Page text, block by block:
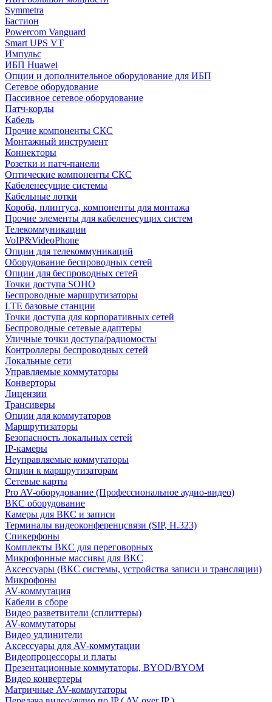
Symmetra
Бастион
Powercom Vanguard
Smart UPS VT
Импульс
ИБП Huawei
Опции и дополнительное оборудование для ИБП
Сетевое оборудование
Пассивное сетевое оборудование
Патч-корды
Кабель
Прочие компоненты СКС
Монтажный инструмент
Коннекторы
Розетки и патч-панели
Оптические компоненты СКС
Кабеленесущие системы
Кабельные лотки
Короба, плинтуса, компоненты для монтажа
Прочие элементы для кабеленесущих систем
Телекоммуникации
VoIP&VideoPhone
Опции для телекоммуникаций
Оборудование беспроводных сетей
Опции для беспроводных сетей
Точки доступа SOHO
Беспроводные маршрутизаторы
LTE базовые станции
Точки доступа для корпоративных сетей
Беспроводные сетевые адаптеры
Уличные точки доступа/радиомосты
Контроллеры беспроводных сетей
Локальные сети
Управляемые коммутаторы
Конверторы
Лицензии
Трансиверы
Опции для коммутаторов
Маршрутизаторы
Безопасность локальных сетей
IP-камеры
Неуправляемые коммутаторы
Опции к маршрутизаторам
Сетевые карты
Pro AV-оборудование (Профессиональное аудио-видео)
ВКС оборудование
Камеры для ВКС и записи
Терминалы видеоконференцсвязи (SIP, H.323)
Спикерфоны
Комплекты ВКС для переговорных
Микрофонные массивы для ВКС
Аксессуары (ВКС системы, устройства записи и трансляции)
Микрофоны
AV-коммутация
Кабели в сборе
Видео разветвители (сплиттеры)
AV-коммутаторы
Видео удлинители
Аксессуары для AV-коммутации
Видеопроцессоры и платы
Презентационные коммутаторы, BYOD/BYOM
Видео конвертеры
Матричные AV-коммутаторы